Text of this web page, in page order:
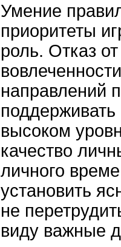
Умение
приоритеты
роль. Отказ
направлений
поддерживать
высоком
качество
личного
установить
не
виду важные